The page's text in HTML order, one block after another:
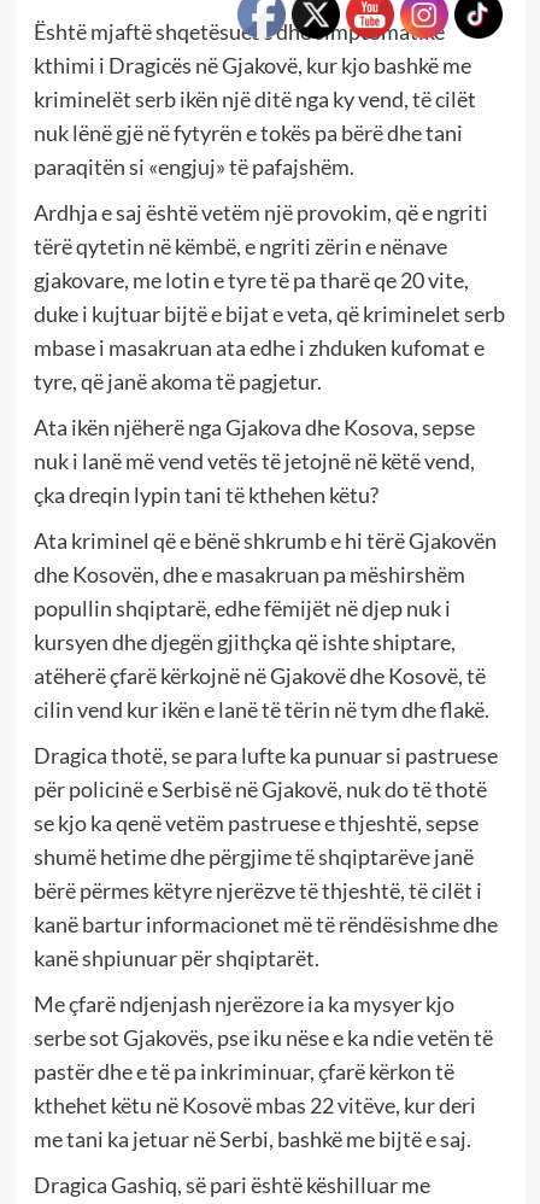
Është mjaftë shqetësuese dhe simptomatike
kthimi i Dragicës në Gjakovë, kur kjo bashkë me
kriminelët serb ikën një ditë nga ky vend, të cilët
nuk lënë gjë në fytyrën e tokës pa bërë dhe tani
paraqitën si «engjuj» të pafajshëm.
Ardhja e saj është vetëm një provokim, që e ngriti
tërë qytetin në këmbë, e ngriti zërin e nënave
gjakovare, me lotin e tyre të pa tharë qe 20 vite,
duke i kujtuar bijtë e bijat e veta, që kriminelet serb
mbase i masakruan ata edhe i zhduken kufomat e
tyre, që janë akoma të pagjetur.
Ata ikën njëherë nga Gjakova dhe Kosova, sepse
nuk i lanë më vend vetës të jetojnë në këtë vend,
çka dreqin lypin tani të kthehen këtu?
Ata kriminel që e bënë shkrumb e hi tërë Gjakovën
dhe Kosovën, dhe e masakruan pa mëshirshëm
popullin shqiptarë, edhe fëmijët në djep nuk i
kursyen dhe djegën gjithçka që ishte shiptare,
atëherë çfarë kërkojnë në Gjakovë dhe Kosovë, të
cilin vend kur ikën e lanë të tërin në tym dhe flakë.
Dragica thotë, se para lufte ka punuar si pastruese
për policinë e Serbisë në Gjakovë, nuk do të thotë
se kjo ka qenë vetëm pastruese e thjeshtë, sepse
shumë hetime dhe përgjime të shqiptarëve janë
bërë përmes këtyre njerëzve të thjeshtë, të cilët i
kanë bartur informacionet më të rëndësishme dhe
kanë shpiunuar për shqiptarët.
Me çfarë ndjenjash njerëzore ia ka mysyer kjo
serbe sot Gjakovës, pse iku nëse e ka ndie vetën të
pastër dhe e të pa inkriminuar, çfarë kërkon të
kthehet këtu në Kosovë mbas 22 vitëve, kur deri
me tani ka jetuar në Serbi, bashkë me bijtë e saj.
Dragica Gashiq, së pari është këshilluar me